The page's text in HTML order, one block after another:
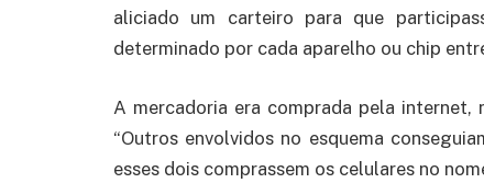
aliciado um carteiro para que
determinado por cada aparelho ou chip
A mercadoria era comprada pela internet,
“Outros envolvidos no esquema
esses dois comprassem os celulares no nome